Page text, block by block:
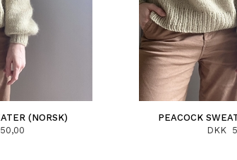
(NORSK)
PEACOCK
DKK